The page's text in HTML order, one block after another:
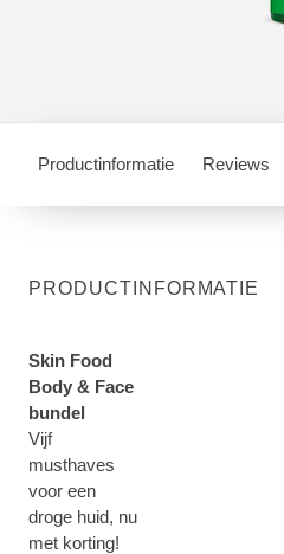
Productinformatie Reviews
PRODUCTINFORMATIE
Skin Food
Body & Face
bundel
Vijf
musthaves
voor een
droge huid, nu
met korting!